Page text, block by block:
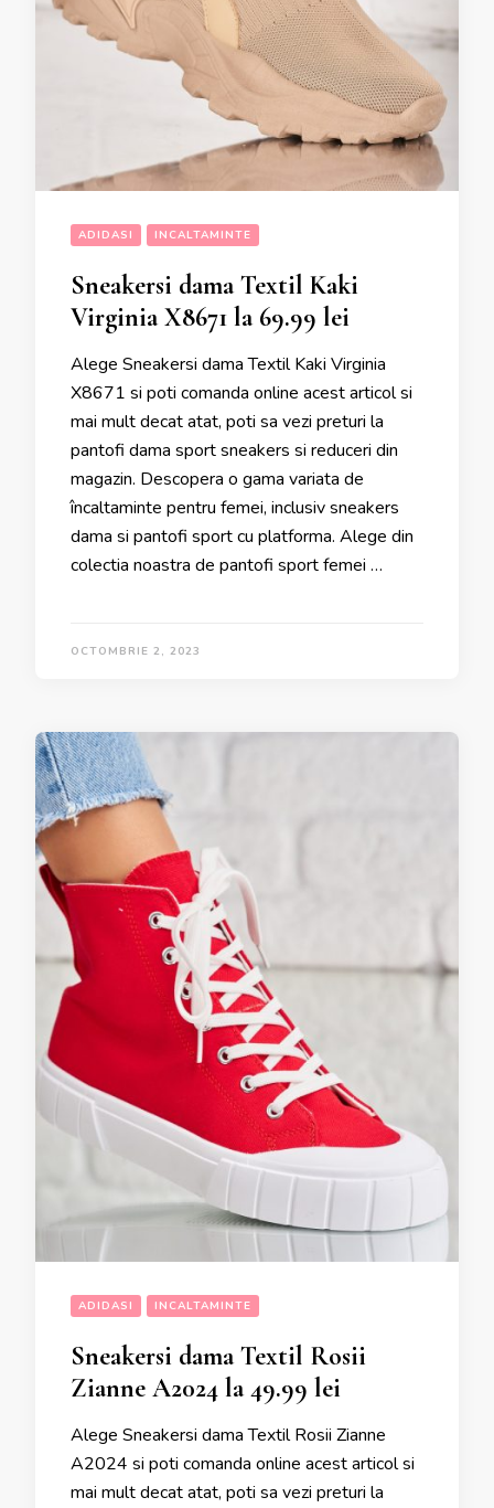
ADIDASI INCALTAMINTE
Sneakersi dama Textil Kaki
Virginia X8671 la 69.99 lei
Alege Sneakersi dama Textil Kaki Virginia
X8671 si poti comanda online acest articol si
mai mult decat atat, poti sa vezi preturi la
pantofi dama sport sneakers si reduceri din
magazin. Descopera o gama variata de
încaltaminte pentru femei, inclusiv sneakers
dama si pantofi sport cu platforma. Alege din
colectia noastra de pantofi sport femei …
OCTOMBRIE 2, 2023
ADIDASI INCALTAMINTE
Sneakersi dama Textil Rosii
Zianne A2024 la 49.99 lei
Alege Sneakersi dama Textil Rosii Zianne
A2024 si poti comanda online acest articol si
mai mult decat atat, poti sa vezi preturi la